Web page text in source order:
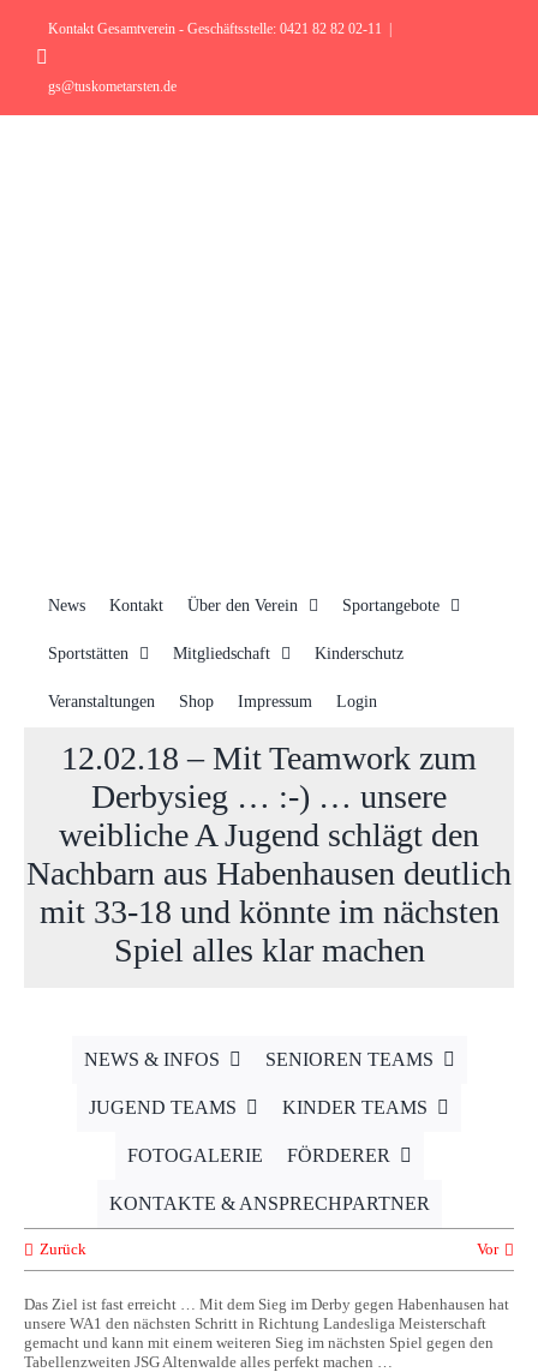
springen
Kontakt Gesamtverein - Geschäftsstelle: 0421 82 82 02-11
gs@tuskometarsten.de
News Kontakt Über den Verein Sportangebote
Sportstätten Mitgliedschaft Kinderschutz
Veranstaltungen Shop Impressum Login
12.02.18 – Mit Teamwork zum
Derbysieg … :-) … unsere
weibliche A Jugend schlägt den
Nachbarn aus Habenhausen deutlich
mit 33-18 und könnte im nächsten
Spiel alles klar machen
NEWS & INFOS SENIOREN TEAMS
JUGEND TEAMS KINDER TEAMS
FOTOGALERIE FÖRDERER
KONTAKTE & ANSPRECHPARTNER
Zurück Vor
Das Ziel ist fast erreicht … Mit dem Sieg im Derby gegen Habenhausen hat
unsere WA1 den nächsten Schritt in Richtung Landesliga Meisterschaft
gemacht und kann mit einem weiteren Sieg im nächsten Spiel gegen den
Tabellenzweiten JSG Altenwalde alles perfekt machen …